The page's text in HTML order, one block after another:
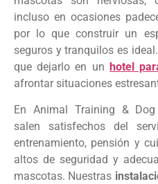
incluso en ocasiones
por lo que construir un
seguros y tranquilos es
que dejarlo en un hotel
afrontar situaciones
En Animal Training &
salen satisfechos del
entrenamiento, pensión y
altos de seguridad y
mascotas. Nuestras